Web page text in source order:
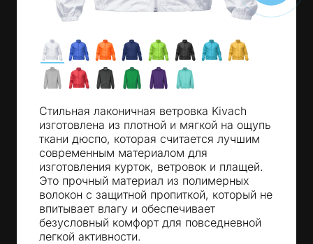
Стильная лаконичная ветровка Kivach
изготовлена из плотной и мягкой на ощупь
ткани дюспо, которая считается лучшим
современным материалом для
изготовления курток, ветровок и плащей.
Это прочный материал из полимерных
волокон с защитной пропиткой, который не
впитывает влагу и обеспечивает
безусловный комфорт для повседневной
легкой активности.